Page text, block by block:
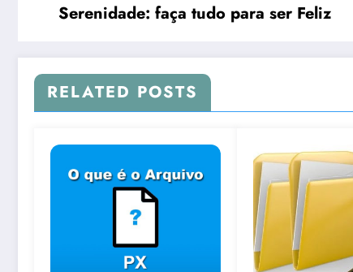
Serenidade: faça tudo para ser Feliz
RELATED POSTS